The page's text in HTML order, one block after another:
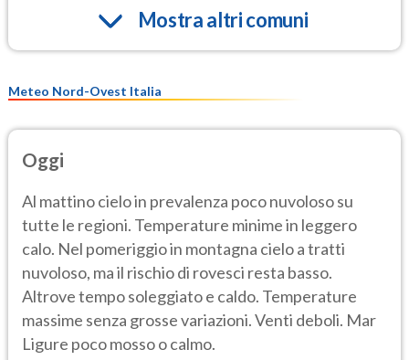
Mostra altri comuni
Meteo Nord-Ovest Italia
Oggi
Al mattino cielo in prevalenza poco nuvoloso su
tutte le regioni. Temperature minime in leggero
calo. Nel pomeriggio in montagna cielo a tratti
nuvoloso, ma il rischio di rovesci resta basso.
Altrove tempo soleggiato e caldo. Temperature
massime senza grosse variazioni. Venti deboli. Mar
Ligure poco mosso o calmo.